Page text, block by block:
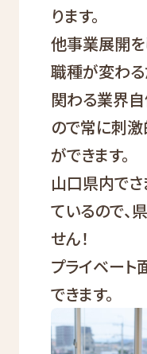
ります。
他事業展開を
職種が変わる
関わる業界
ので常に刺
ができます。
山口県内で
ているので、
せん！
プライベート
できます。